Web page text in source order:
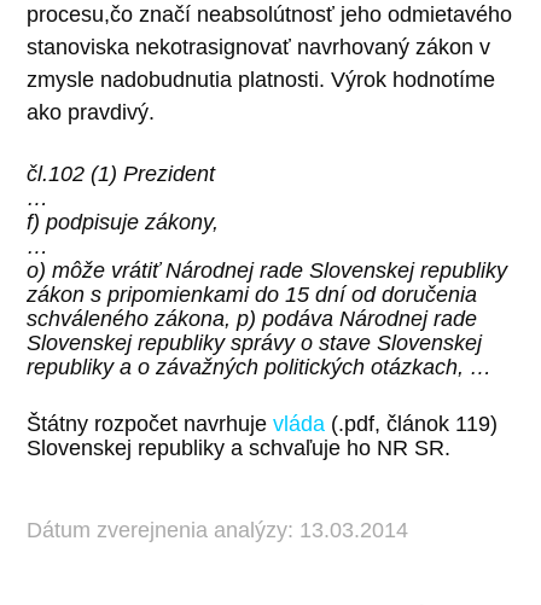
procesu,čo značí neabsolútnosť jeho odmietavého
stanoviska nekotrasignovať navrhovaný zákon v
zmysle nadobudnutia platnosti. Výrok hodnotíme
ako pravdivý.
čl.102 (1) Prezident
…
f) podpisuje zákony,
…
o) môže vrátiť Národnej rade Slovenskej republiky
zákon s pripomienkami do 15 dní od doručenia
schváleného zákona, p) podáva Národnej rade
Slovenskej republiky správy o stave Slovenskej
republiky a o závažných politických otázkach, …
Štátny rozpočet navrhuje vláda (.pdf, článok 119)
Slovenskej republiky a schvaľuje ho NR SR.
Dátum zverejnenia analýzy: 13.03.2014